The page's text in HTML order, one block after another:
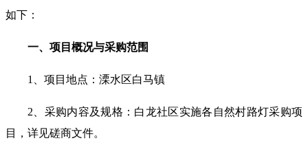
如下：
一、项目概况与采购范围
1 项目地点：溧水区白马镇
2 、采购内容及规格： 白龙社区实施各自然村路灯采购项
目
，详见磋商文件。